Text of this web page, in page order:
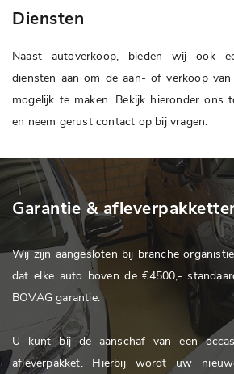
Diensten
Naast autoverkoop, bieden wij ook
diensten aan om de aan- of verkoop
mogelijk te maken. Bekijk hieronder ons
en neem gerust contact op bij vragen.
Garantie &
Wij zijn aangesloten bij branche
dat elke auto boven de €4500,-
BOVAG garantie.
U kunt bij de aanschaf van een
afleverpakket. Hierbij wordt uw